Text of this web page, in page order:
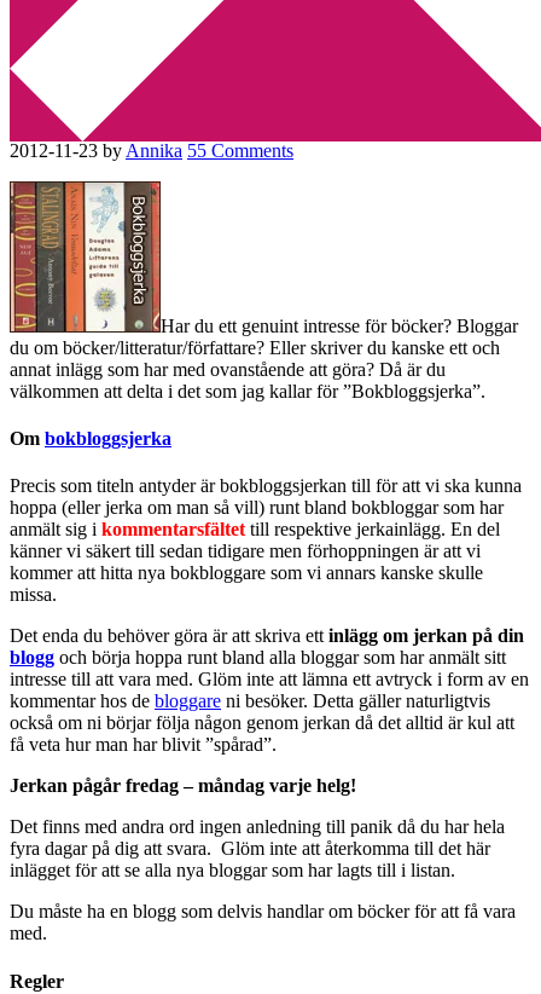
Bokbloggsjerka – 23 – 26
november
2012-11-23 by Annika 55 Comments
Har du ett genuint intresse för böcker? Bloggar
du om böcker/litteratur/författare? Eller skriver du kanske ett och
annat inlägg som har med ovanstående att göra? Då är du
välkommen att delta i det som jag kallar för ”Bokbloggsjerka”.
Om bokbloggsjerka
Precis som titeln antyder är bokbloggsjerkan till för att vi ska kunna
hoppa (eller jerka om man så vill) runt bland bokbloggar som har
anmält sig i kommentarsfältettill respektive jerkainlägg. En del
känner vi säkert till sedan tidigare men förhoppningen är att vi
kommer att hitta nya bokbloggare som vi annars kanske skulle
missa.
Det enda du behöver göra är att skriva ettinlägg om jerkan på din
blogg och börja hoppa runt bland alla bloggar som har anmält sitt
intresse till att vara med. Glöm inte att lämna ett avtryck i form av en
kommentar hos de bloggare ni besöker. Detta gäller naturligtvis
också om ni börjar följa någon genom jerkan då det alltid är kul att
få veta hur man har blivit ”spårad”.
Jerkan pågår fredag – måndag varje helg!
Det finns med andra ord ingen anledning till panik då du har hela
fyra dagar på dig att svara. Glöm inte att återkomma till det här
inlägget för att se alla nya bloggar som har lagts till i listan.
Du måste ha en blogg som delvis handlar om böcker för att få vara
med.
Regler